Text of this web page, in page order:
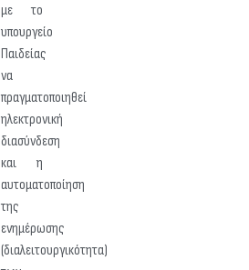
με το
υπουργείο
Παιδείας
να
πραγματοποιηθεί
ηλεκτρονική
διασύνδεση
και η
αυτοματοποίηση
της
ενημέρωσης
(διαλειτουργικότητα)